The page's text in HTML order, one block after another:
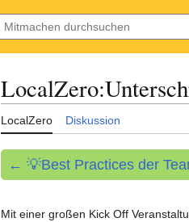
LocalZero:
LocalZero Diskussion
← 💡Best Practices der
Mit einer großen Kick Off